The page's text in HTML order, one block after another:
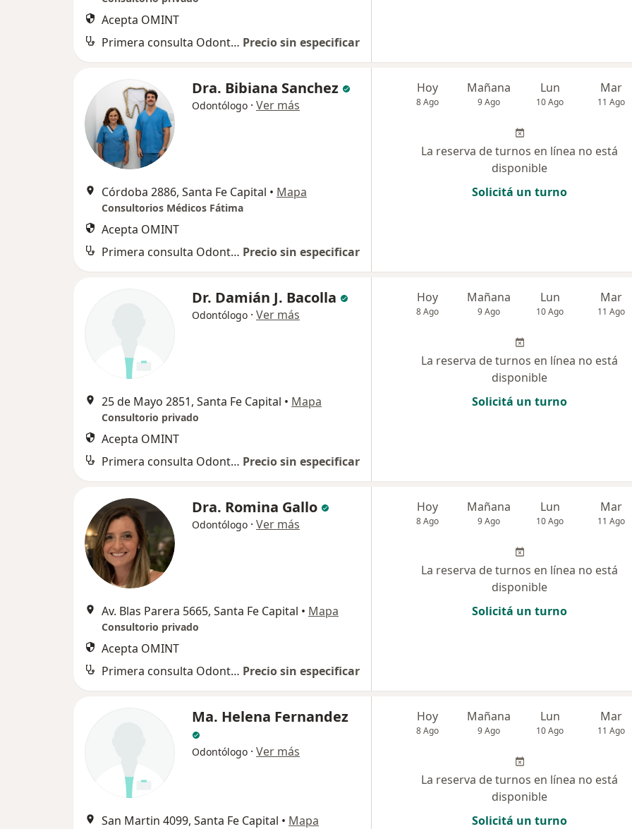
Acepta OMINT
Primera consulta Odontología Precio sin especificar
Dra. Bibiana Sanchez
Odontólogo · Ver más
Córdoba 2886, Santa Fe Capital • Mapa
Consultorios Médicos Fátima
Acepta OMINT
Primera consulta Odontología Precio sin especificar
Hoy
8 Ago
Mañana
9 Ago
Lun
10 Ago
Mar
11 Ago
La reserva de turnos en línea no está
disponible
Solicitá un turno
Dr. Damián J. Bacolla
Odontólogo · Ver más
25 de Mayo 2851, Santa Fe Capital • Mapa
Consultorio privado
Acepta OMINT
Primera consulta Odontología Precio sin especificar
Hoy
8 Ago
Mañana
9 Ago
Lun
10 Ago
Mar
11 Ago
La reserva de turnos en línea no está
disponible
Solicitá un turno
Dra. Romina Gallo
Odontólogo · Ver más
Av. Blas Parera 5665, Santa Fe Capital • Mapa
Consultorio privado
Acepta OMINT
Primera consulta Odontología Precio sin especificar
Hoy
8 Ago
Mañana
9 Ago
Lun
10 Ago
Mar
11 Ago
La reserva de turnos en línea no está
disponible
Solicitá un turno
Ma. Helena Fernandez
Odontólogo · Ver más
San Martin 4099, Santa Fe Capital • Mapa
Hoy
8 Ago
Mañana
9 Ago
Lun
10 Ago
Mar
11 Ago
La reserva de turnos en línea no está
disponible
Solicitá un turno